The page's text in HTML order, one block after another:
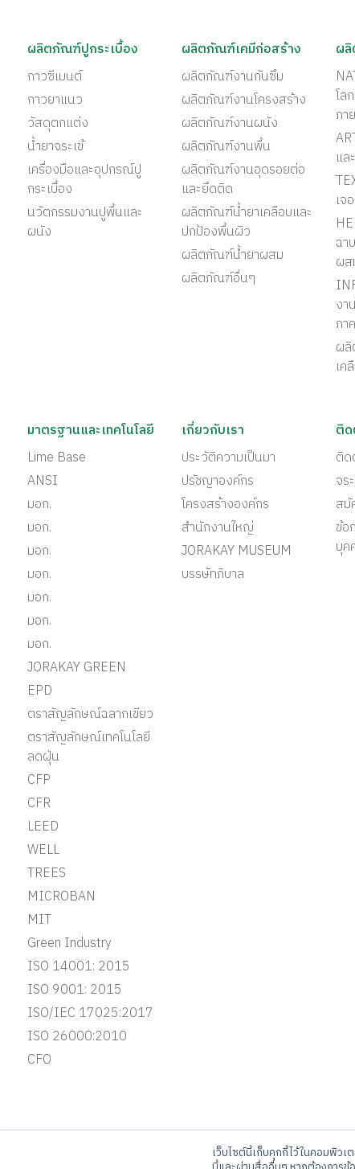
เว็บไซต์นี้เก็บคุกกี้ไว้ในคอมพิว
ผลิตภัณฑ์ปูกระเบื้อง
กาวซีเมนต์
กาวยาแนว
วัสดุตกแต่ง
น้ำยาจระเข้
เครื่องมือและอุปกรณ์ปู
กระเบื้อง
นวัตกรรมงานปูพื้นและ
ผนัง
ผลิตภัณฑ์เคมีก่อสร้าง
ผลิตภัณฑ์งานกันซึม
ผลิตภัณฑ์งานโครงสร้าง
ผลิตภัณฑ์งานผนัง
ผลิตภัณฑ์งานพื้น
ผลิตภัณฑ์งานอุดรอยต่อ
และยึดติด
ผลิตภัณฑ์น้ำยาเคลือบและ
ปกป้องพื้นผิว
ผลิตภัณฑ์น้ำยาผสม
ผลิตภัณฑ์อื่นๆ
ผ
โล
ภา
แล
เจ
ฉา
ผ
งา
ภา
ผ
เค
มาตรฐานและเทคโนโลยี
Lime Base
ANSI
มอก.
มอก.
มอก.
มอก.
มอก.
มอก.
มอก.
JORAKAY GREEN
EPD
ตราสัญลักษณ์ฉลากเขียว
ตราสัญลักษณ์เทคโนโลยี
ลดฝุ่น
CFP
CFR
LEED
WELL
TREES
MICROBAN
MIT
Green Industry
ISO 14001: 2015
ISO 9001: 2015
ISO/IEC 17025:2017
ISO 26000:2010
CFO
เกี่ยวกับเรา
ประวัติความเป็นมา
ปรัชญาองค์กร
โครงสร้างองค์กร
สำนักงานใหญ่
JORAKAY MUSEUM
บรรษัทภิบาล
ติด
ติด
จร
สมั
ข้อ
บุค